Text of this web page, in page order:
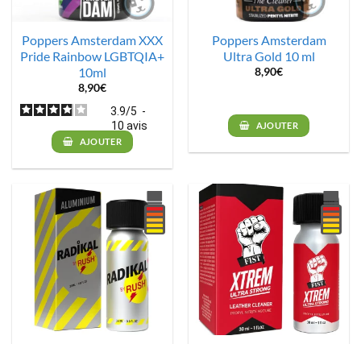
Poppers Amsterdam XXX
Pride Rainbow LGBTQIA+
10ml
8,90€
3.9/5 -
10 avis
AJOUTER
Poppers Amsterdam
Ultra Gold 10 ml
8,90€
AJOUTER